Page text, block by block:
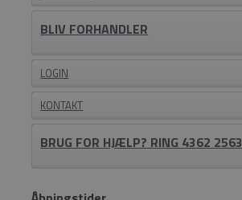
BLIV FORHANDLER
LOGIN
KONTAKT
BRUG FOR HJÆLP? RING 4362 2563